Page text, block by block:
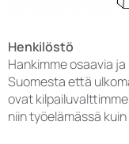
Henkilöstö
Hankimme osaavia
Suomesta että
ovat
niin työelämässä